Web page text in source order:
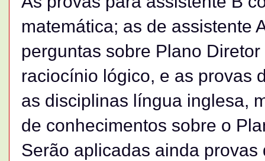
matemática; as de assistente
perguntas sobre Plano
raciocínio lógico, e as provas
as disciplinas língua inglesa,
de conhecimentos sobre o
Serão aplicadas ainda